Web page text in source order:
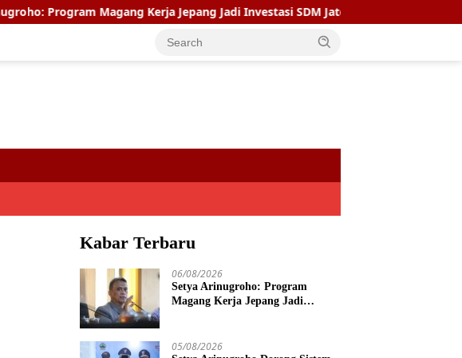
Magang Kerja Jepang Jadi Investasi SDM Jateng
Kabar Terbaru
06/08/2026
Setya Arinugroho: Program
Magang Kerja Jepang Jadi
05/08/2026